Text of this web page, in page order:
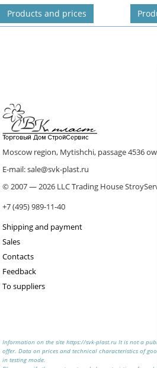
Products and prices
Moscow region, Mytishchi, passage 4536
E-mail: sale@svk-plast.ru
© 2007 — 2026 LLC Trading House
+7 (495) 989-11-40
Shipping and payment
Sales
Contacts
Feedback
To suppliers
Information on the site https://svk-plast.ru It is not a
offer. Data on prices and technical characteristics of
in testing mode.